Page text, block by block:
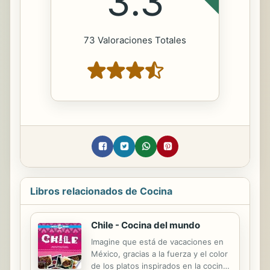
73 Valoraciones Totales
Libros relacionados de Cocina
Chile - Cocina del mundo
Imagine que está de vacaciones en
México, gracias a la fuerza y el color
de los platos inspirados en la cocina